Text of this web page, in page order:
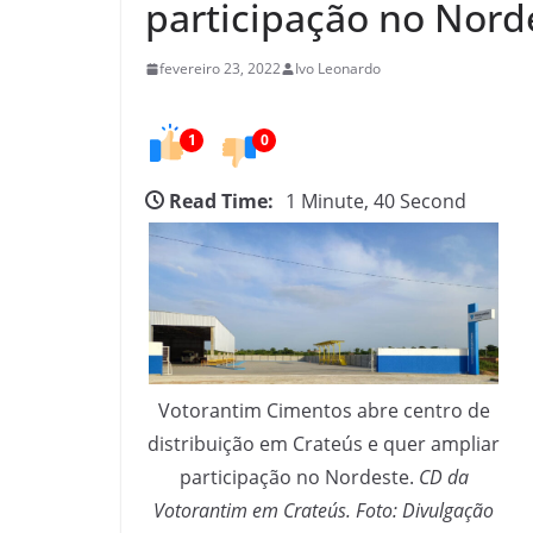
participação no
fevereiro 23, 2022 Ivo Leonardo
1 0
Read Time: 1 Minute, 40 Second
Votorantim Cimentos abre centro de
distribuição em Crateús e quer ampliar
participação no Nordeste. CD da
Votorantim em Crateús. Foto: Divulgação